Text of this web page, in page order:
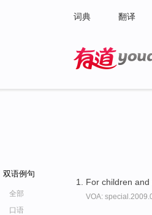
词典 翻译
双语例句
全部
口语
For children
VOA: